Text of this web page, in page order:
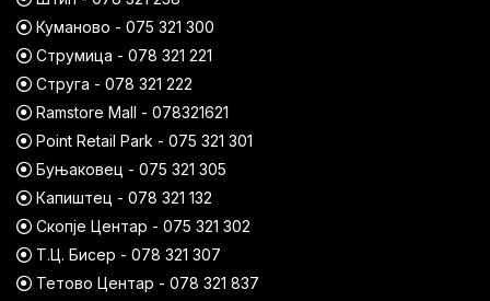
Куманово - 075 321 300
Струмица - 078 321 221
Струга - 078 321 222
Ramstore Mall - 078321621
Point Retail Park - 075 321 301
Буњаковец - 075 321 305
Капиштец - 078 321 132
Скопје Центар - 075 321 302
Т.Ц. Бисер - 078 321 307
Тетово Центар - 078 321 837